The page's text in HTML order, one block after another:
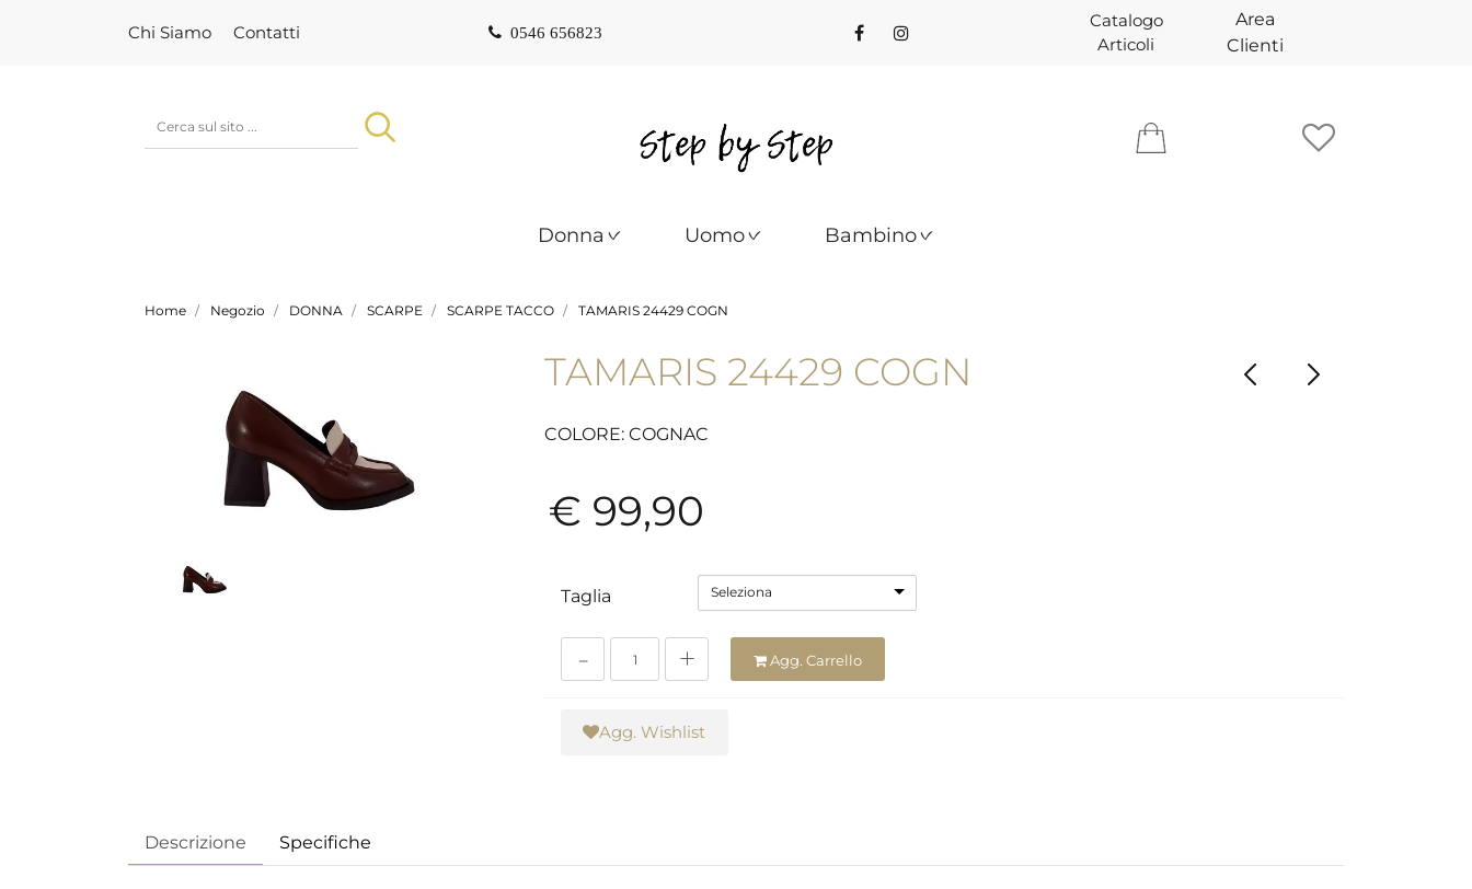
Chi Siamo Contatti 0546 656823
Catalogo
Articoli
Area
Clienti
Donna Uomo Bambino
Home Negozio DONNA SCARPE SCARPE TACCO TAMARIS 24429 COGN
TAMARIS 24429 COGN
COLORE: COGNAC
€ 99,90
Taglia Seleziona
Agg. Carrello
Agg. Wishlist
Descrizione Specifiche